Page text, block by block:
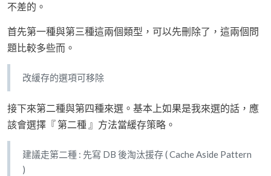
不差的。
首先第一種與第三種這兩個類型，可以先刪除了，這兩個問
題比較多些而。
改緩存的選項可移除
接下來第二種與第四種來選。基本上如果是我來選的話，應
該會選擇『 第二種 』方法當緩存策略。
建議走第二種 : 先寫 DB 後淘汰援存 ( Cache Aside Pattern
)